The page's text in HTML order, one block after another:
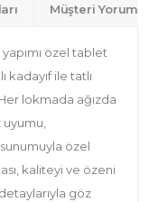
Müşteri
özel tablet
kadayıf ile tatlı
lokmada ağızda
uyumu,
özel
kaliteyi ve özeni
göz